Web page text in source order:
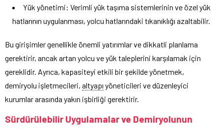
Yük yönetimi: Verimli yük taşıma sistemlerinin ve özel yük
hatlarının uygulanması, yolcu hatlarındaki tıkanıklığı azaltabilir.
Bu girişimler genellikle önemli yatırımlar ve dikkatli planlama
gerektirir, ancak artan yolcu ve yük taleplerini karşılamak için
gereklidir. Ayrıca, kapasiteyi etkili bir şekilde yönetmek,
demiryolu işletmecileri, altyapı yöneticileri ve düzenleyici
kurumlar arasında yakın işbirliği gerektirir.
Sürdürülebilir Uygulamalar ve Demiryolunun